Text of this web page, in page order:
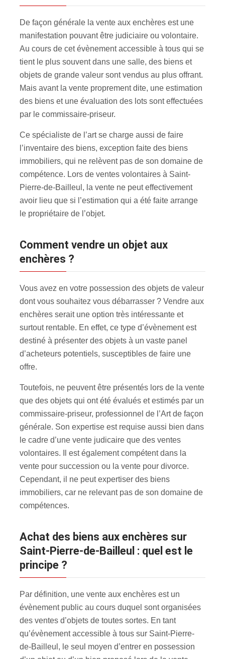
De façon générale la vente aux enchères est une
manifestation pouvant être judiciaire ou volontaire.
Au cours de cet évènement accessible à tous qui se
tient le plus souvent dans une salle, des biens et
objets de grande valeur sont vendus au plus offrant.
Mais avant la vente proprement dite, une estimation
des biens et une évaluation des lots sont effectuées
par le commissaire-priseur.
Ce spécialiste de l’art se charge aussi de faire
l’inventaire des biens, exception faite des biens
immobiliers, qui ne relèvent pas de son domaine de
compétence. Lors de ventes volontaires à Saint-
Pierre-de-Bailleul, la vente ne peut effectivement
avoir lieu que si l’estimation qui a été faite arrange
le propriétaire de l’objet.
Comment vendre un objet aux
enchères ?
Vous avez en votre possession des objets de valeur
dont vous souhaitez vous débarrasser ? Vendre aux
enchères serait une option très intéressante et
surtout rentable. En effet, ce type d’évènement est
destiné à présenter des objets à un vaste panel
d’acheteurs potentiels, susceptibles de faire une
offre.
Toutefois, ne peuvent être présentés lors de la vente
que des objets qui ont été évalués et estimés par un
commissaire-priseur, professionnel de l’Art de façon
générale. Son expertise est requise aussi bien dans
le cadre d’une vente judicaire que des ventes
volontaires. Il est également compétent dans la
vente pour succession ou la vente pour divorce.
Cependant, il ne peut expertiser des biens
immobiliers, car ne relevant pas de son domaine de
compétences.
Achat des biens aux enchères sur
Saint-Pierre-de-Bailleul : quel est le
principe ?
Par définition, une vente aux enchères est un
évènement public au cours duquel sont organisées
des ventes d’objets de toutes sortes. En tant
qu’évènement accessible à tous sur Saint-Pierre-
de-Bailleul, le seul moyen d’entrer en possession